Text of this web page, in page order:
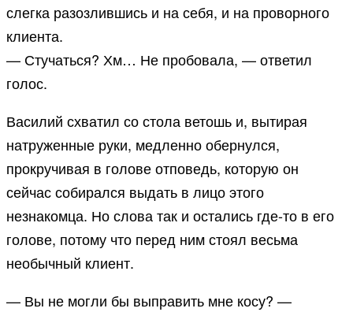
слегка разозлившись и на себя, и на проворного
клиента.
— Стучаться? Хм… Не пробовала, — ответил
голос.
Василий схватил со стола ветошь и, вытирая
натруженные руки, медленно обернулся,
прокручивая в голове отповедь, которую он
сейчас собирался выдать в лицо этого
незнакомца. Но слова так и остались где-то в его
голове, потому что перед ним стоял весьма
необычный клиент.
— Вы не могли бы выправить мне косу? —